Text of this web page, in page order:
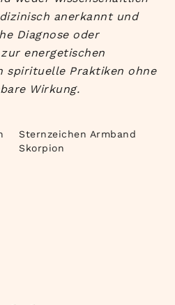
anerkannt und
Diagnose oder
energetischen
spirituelle Praktiken ohne
Wirkung.
Sternzeichen Armband
Skorpion